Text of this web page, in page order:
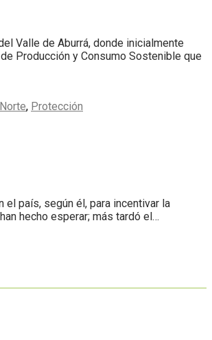
Valle de Aburrá, donde inicialmente
Producción y Consumo Sostenible que
, Protección
el país, según él, para incentivar la
hecho esperar; más tardó el…